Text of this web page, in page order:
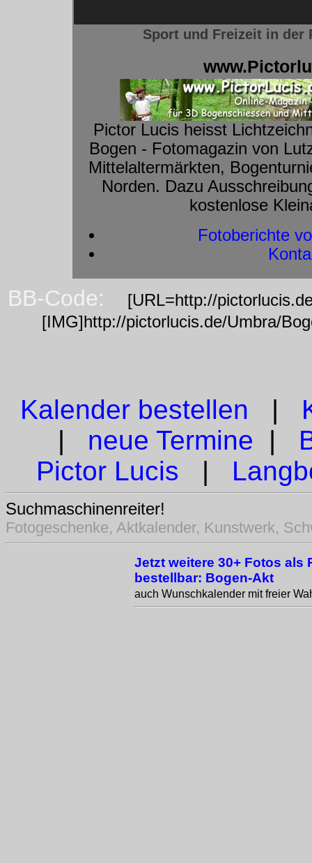
Sport und Freizeit in der
Pictor Lucis heisst
Bogen - Fotomagazin von
Mittelaltermärkten,
Norden. Dazu
kostenlose
Fotoberichte
BB-Code:
[URL=http://
[IMG]http://pictorlucis.de/Umbra/
Kalender bestellen |
| neue Termine |
Pictor Lucis |
Suchmaschinenreiter!
Fotogeschenke, Aktkalender, Kunstwerk,
Jetzt weitere 30+ Fotos als
bestellbar: Bogen-Akt
auch Wunschkalender mit freier